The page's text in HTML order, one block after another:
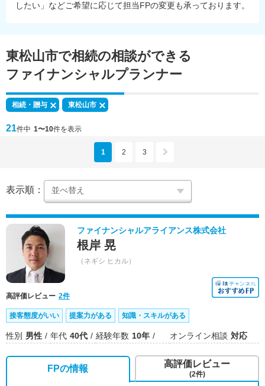
したい」などご希望に応じて担当FPの変更も承っております。
東松山市で相続の相談ができる
ファイナンシャルプランナー
相続・贈与 東松山市
21件中 1〜10件を表示
1 2 3
表示順：
ファイナンシャルアライアンス株式会社
根岸 晃
（ネギシ ヒカル）
高評価レビュー 2件
接客態度がいい 提案力がある 知識・スキルがある
性別 男性 年代 40代 経験年数 10年 オンライン相談 対応
FPの情報 高評価レビュー
(2件)